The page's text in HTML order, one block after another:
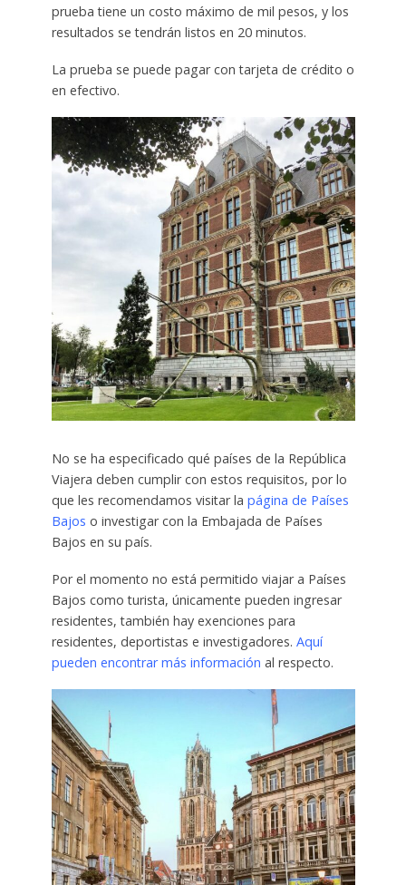
prueba tiene un costo máximo de mil pesos, y los
resultados se tendrán listos en 20 minutos.
La prueba se puede pagar con tarjeta de crédito o
en efectivo.
No se ha especificado qué países de la República
Viajera deben cumplir con estos requisitos, por lo
que les recomendamos visitar la página de Países
Bajos o investigar con la Embajada de Países
Bajos en su país.
Por el momento no está permitido viajar a Países
Bajos como turista, únicamente pueden ingresar
residentes, también hay exenciones para
residentes, deportistas e investigadores. Aquí
pueden encontrar más información al respecto.